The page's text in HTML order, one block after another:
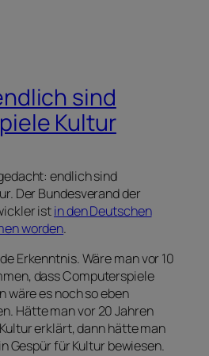
sind
Kultur
endlich sind
Der Bundesverand der
istin den Deutschen
worden.
Erkenntnis. Wäre man vor 10
dass Computerspiele
wäre es noch so eben
Hätte man vor 20 Jahren
erklärt, dann hätte man
Gespür für Kultur bewiesen.